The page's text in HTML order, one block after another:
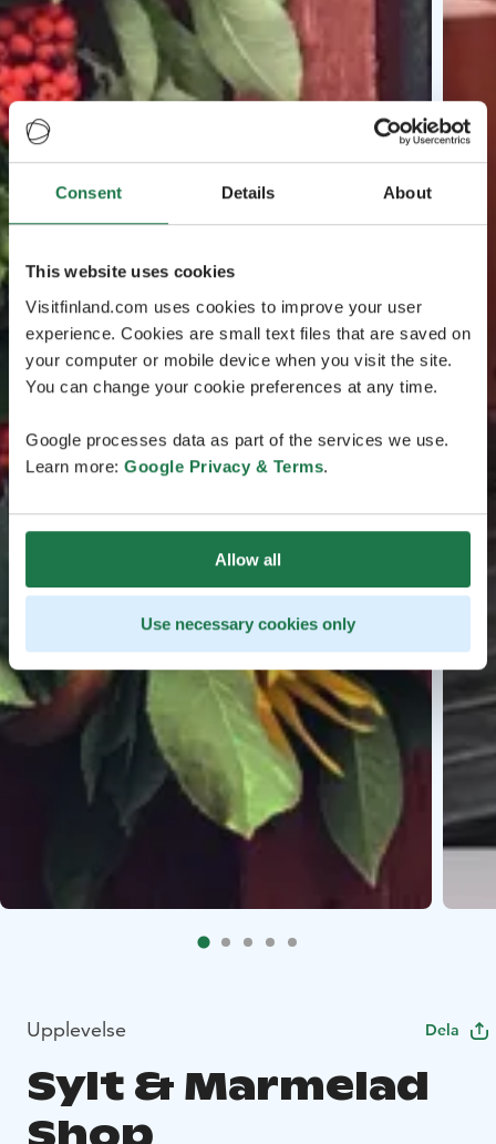
Consent Details About
This website uses cookies
Visitfinland.com uses cookies to improve your user
experience. Cookies are small text files that are saved on
your computer or mobile device when you visit the site.
You can change your cookie preferences at any time.
Google processes data as part of the services we use.
Learn more: Google Privacy & Terms.
Allow all
Use necessary cookies only
Upplevelse Dela
Sylt & Marmelad